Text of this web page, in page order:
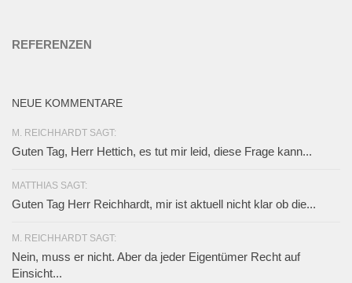
REFERENZEN
NEUE KOMMENTARE
M. REICHHARDT SAGT:
Guten Tag, Herr Hettich, es tut mir leid, diese Frage kann...
MATTHIAS SAGT:
Guten Tag Herr Reichhardt, mir ist aktuell nicht klar ob die...
M. REICHHARDT SAGT:
Nein, muss er nicht. Aber da jeder Eigentümer Recht auf
Einsicht...